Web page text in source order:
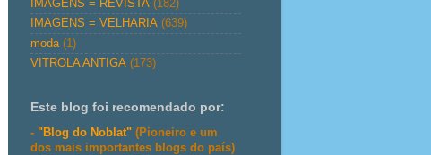
IMAGENS = REVISTA (182)
IMAGENS = VELHARIA (639)
moda (1)
VITROLA ANTIGA (173)
Este blog foi recomendado por:
- "Blog do Noblat" (Pioneiro e um
dos mais importantes blogs do país)